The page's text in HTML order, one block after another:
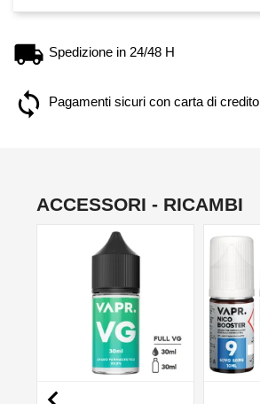
Spedizione in 24/48 H
Pagamenti sicuri con carta di credito
ACCESSORI - RICAMBI